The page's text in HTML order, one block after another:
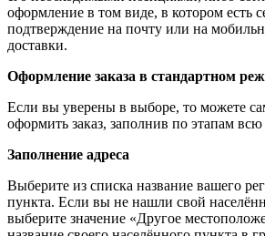
оформление в том виде, в котором есть
подтверждение на почту или на
доставки.
Оформление заказа в стандартном
Если вы уверены в выборе, то можете
оформить заказ, заполнив по этапам
Заполнение адреса
Выберите из списка название вашего
пункта. Если вы не нашли свой
выберите значение «Другое